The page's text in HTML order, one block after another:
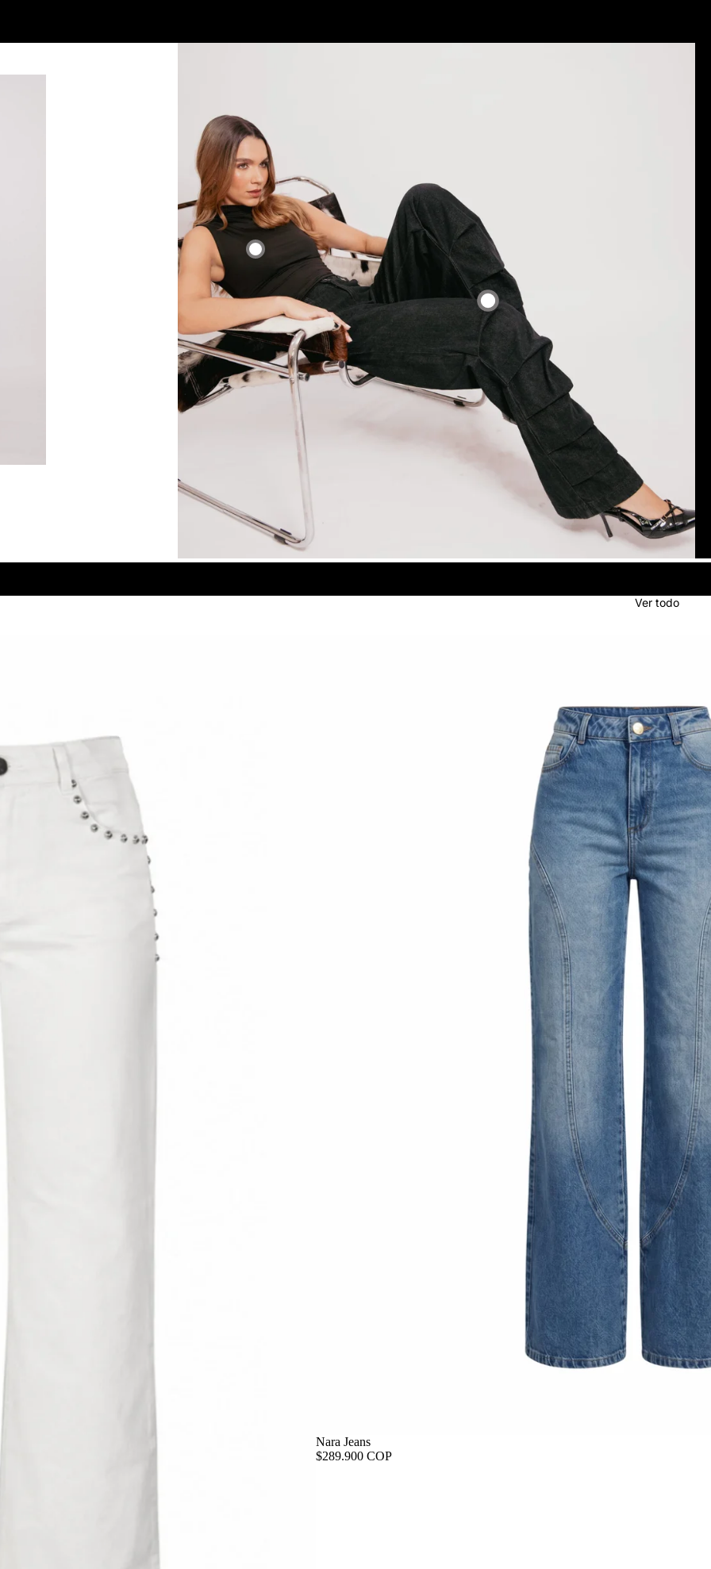
Ver todo
Nara Jeans
$289.900 COP